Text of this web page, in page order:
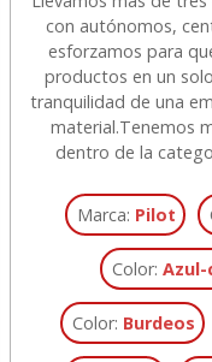
con autónomos,
esforzamos para
productos en un
tranquilidad de una
material.Tenemos
dentro de la
Marca: Pilot
Color:
Color: Burdeos